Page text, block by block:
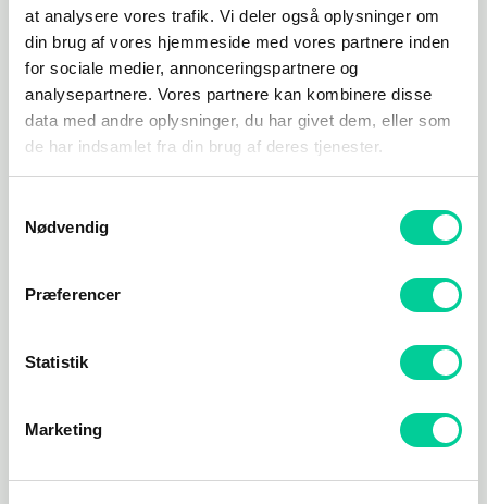
at analysere vores trafik. Vi deler også oplysninger om
din brug af vores hjemmeside med vores partnere inden
for sociale medier, annonceringspartnere og
analysepartnere. Vores partnere kan kombinere disse
data med andre oplysninger, du har givet dem, eller som
de har indsamlet fra din brug af deres tjenester.
Nødvendig
Præferencer
Statistik
Marketing
Minimumskrav
Styresystem: Windows 10 64-bit
Processor: Intel Core i5-6600 eller AMD Ryzen 5
2600
Hukommelse: 8 GB RAM
AMD Radeon RX 570
Anbefalet system
Processor: Intel Core i5-8400 eller AMD Ryzen 7
Hukommelse: 12 GB RAM
Radeon RX 590